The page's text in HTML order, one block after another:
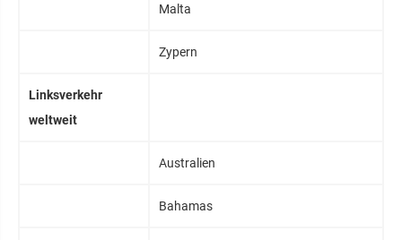
Malta
Zypern
Linksverkehr
weltweit
Australien
Bahamas